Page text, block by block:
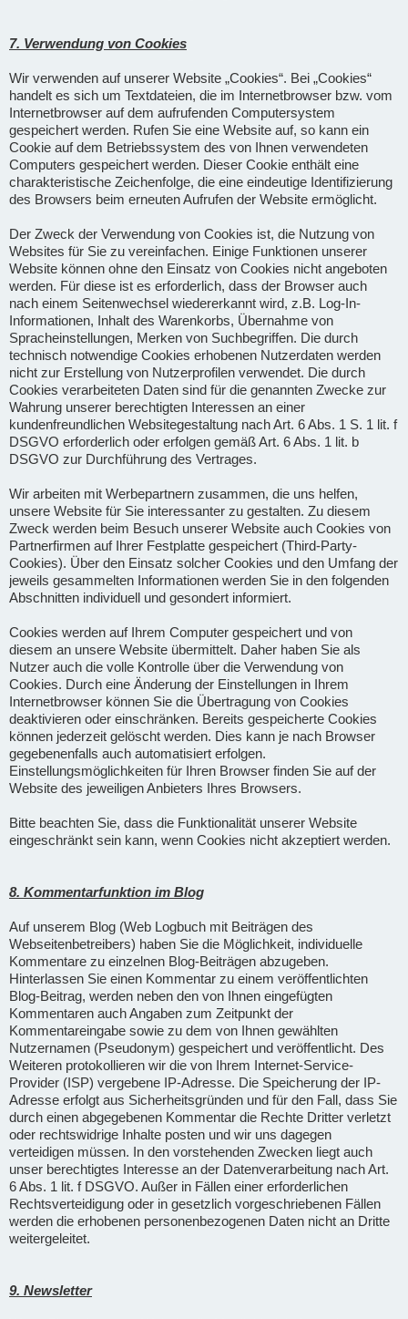
7. Verwendung von Cookies
Wir verwenden auf unserer Website „Cookies“. Bei „Cookies“
handelt es sich um Textdateien, die im Internetbrowser bzw. vom
Internetbrowser auf dem aufrufenden Computersystem
gespeichert werden. Rufen Sie eine Website auf, so kann ein
Cookie auf dem Betriebssystem des von Ihnen verwendeten
Computers gespeichert werden. Dieser Cookie enthält eine
charakteristische Zeichenfolge, die eine eindeutige Identifizierung
des Browsers beim erneuten Aufrufen der Website ermöglicht.
Der Zweck der Verwendung von Cookies ist, die Nutzung von
Websites für Sie zu vereinfachen. Einige Funktionen unserer
Website können ohne den Einsatz von Cookies nicht angeboten
werden. Für diese ist es erforderlich, dass der Browser auch
nach einem Seitenwechsel wiedererkannt wird, z.B. Log-In-
Informationen, Inhalt des Warenkorbs, Übernahme von
Spracheinstellungen, Merken von Suchbegriffen. Die durch
technisch notwendige Cookies erhobenen Nutzerdaten werden
nicht zur Erstellung von Nutzerprofilen verwendet. Die durch
Cookies verarbeiteten Daten sind für die genannten Zwecke zur
Wahrung unserer berechtigten Interessen an einer
kundenfreundlichen Websitegestaltung nach Art. 6 Abs. 1 S. 1 lit. f
DSGVO erforderlich oder erfolgen gemäß Art. 6 Abs. 1 lit. b
DSGVO zur Durchführung des Vertrages.
Wir arbeiten mit Werbepartnern zusammen, die uns helfen,
unsere Website für Sie interessanter zu gestalten. Zu diesem
Zweck werden beim Besuch unserer Website auch Cookies von
Partnerfirmen auf Ihrer Festplatte gespeichert (Third-Party-
Cookies). Über den Einsatz solcher Cookies und den Umfang der
jeweils gesammelten Informationen werden Sie in den folgenden
Abschnitten individuell und gesondert informiert.
Cookies werden auf Ihrem Computer gespeichert und von
diesem an unsere Website übermittelt. Daher haben Sie als
Nutzer auch die volle Kontrolle über die Verwendung von
Cookies. Durch eine Änderung der Einstellungen in Ihrem
Internetbrowser können Sie die Übertragung von Cookies
deaktivieren oder einschränken. Bereits gespeicherte Cookies
können jederzeit gelöscht werden. Dies kann je nach Browser
gegebenenfalls auch automatisiert erfolgen.
Einstellungsmöglichkeiten für Ihren Browser finden Sie auf der
Website des jeweiligen Anbieters Ihres Browsers.
Bitte beachten Sie, dass die Funktionalität unserer Website
eingeschränkt sein kann, wenn Cookies nicht akzeptiert werden.
8. Kommentarfunktion im Blog
Auf unserem Blog (Web Logbuch mit Beiträgen des
Webseitenbetreibers) haben Sie die Möglichkeit, individuelle
Kommentare zu einzelnen Blog-Beiträgen abzugeben.
Hinterlassen Sie einen Kommentar zu einem veröffentlichten
Blog-Beitrag, werden neben den von Ihnen eingefügten
Kommentaren auch Angaben zum Zeitpunkt der
Kommentareingabe sowie zu dem von Ihnen gewählten
Nutzernamen (Pseudonym) gespeichert und veröffentlicht. Des
Weiteren protokollieren wir die von Ihrem Internet-Service-
Provider (ISP) vergebene IP-Adresse. Die Speicherung der IP-
Adresse erfolgt aus Sicherheitsgründen und für den Fall, dass Sie
durch einen abgegebenen Kommentar die Rechte Dritter verletzt
oder rechtswidrige Inhalte posten und wir uns dagegen
verteidigen müssen. In den vorstehenden Zwecken liegt auch
unser berechtigtes Interesse an der Datenverarbeitung nach Art.
6 Abs. 1 lit. f DSGVO. Außer in Fällen einer erforderlichen
Rechtsverteidigung oder in gesetzlich vorgeschriebenen Fällen
werden die erhobenen personenbezogenen Daten nicht an Dritte
weitergeleitet.
9. Newsletter